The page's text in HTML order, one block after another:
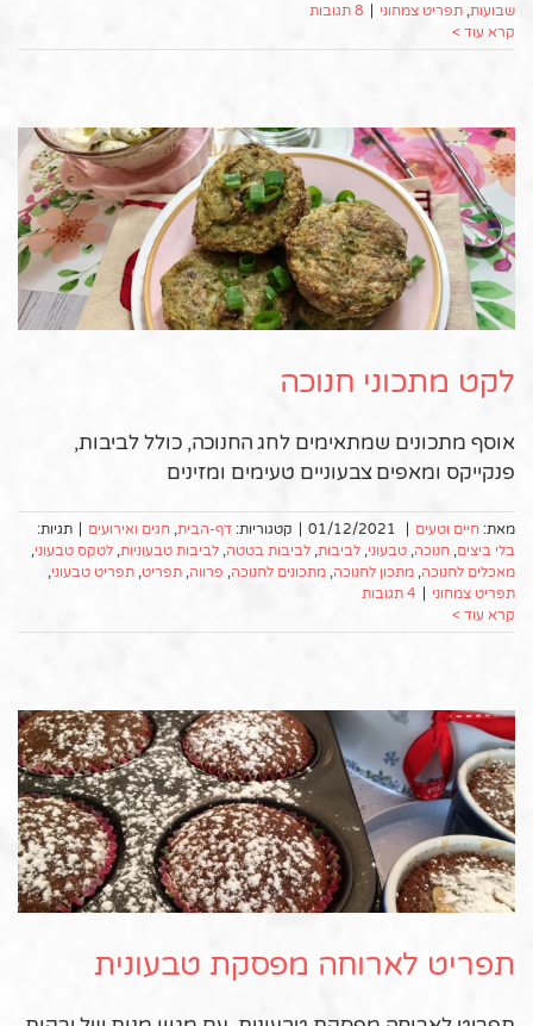
שבועות, תפריט צמחוני
8 תגובות
קרא עוד >
לקט מתכוני חנוכה
אוסף מתכונים שמתאימים לחג החנוכה, כולל לביבות,
פנקייקס ומאפים צבעוניים טעימים ומזינים
מאת: חיים וטעים 01/12/2021 קטגוריות: דף-הבית, חגים ואירועים
תגיות:
בלי ביצים, חנוכה, טבעוני, לביבות, לביבות בטטה, לביבות טבעוניות, לטקס טבעוני,
מאכלים לחנוכה, מתכון לחנוכה, מתכונים לחנוכה, פרווה, תפריט, תפריט טבעוני,
תפריט צמחוני
4 תגובות
קרא עוד >
תפריט לארוחה מפסקת טבעונית